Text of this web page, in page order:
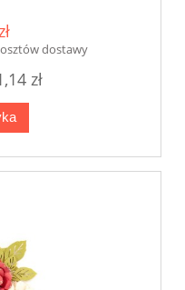
dostawy
zł